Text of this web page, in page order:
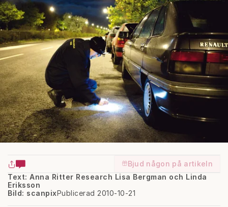
Bjud någon på artikeln
Text: Anna Ritter Research Lisa Bergman och Linda
Eriksson
Publicerad 2010-10-21
Bild: scanpix